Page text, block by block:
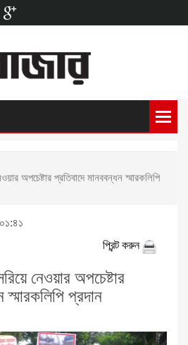
অপচেষ্টার প্রতিবাদে মানববন্ধন স্মারকলিপি
প্রিন্ট করুন
নেওয়ার অপচেষ্টার
স্মারকলিপি প্রদান